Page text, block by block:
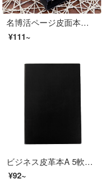
名博活ページ皮面本ビジネスノートオフィスメモ帳事務用品はA 6穴をカスタマイズできます（12948）
¥111~
ビジネス皮革本A 5軟皮防水メモ帳B 5オフィス会議軟皮ノート文具192ページ黒A 5
¥92~